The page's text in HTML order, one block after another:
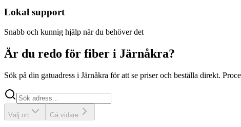
Lokal support
Snabb och kunnig hjälp när du behöver det
Är du redo för fiber i Järnåkra?
Sök på din gatuadress i Järnåkra för att se priser och beställa direkt.
Sök
Välj ort Gå vidare